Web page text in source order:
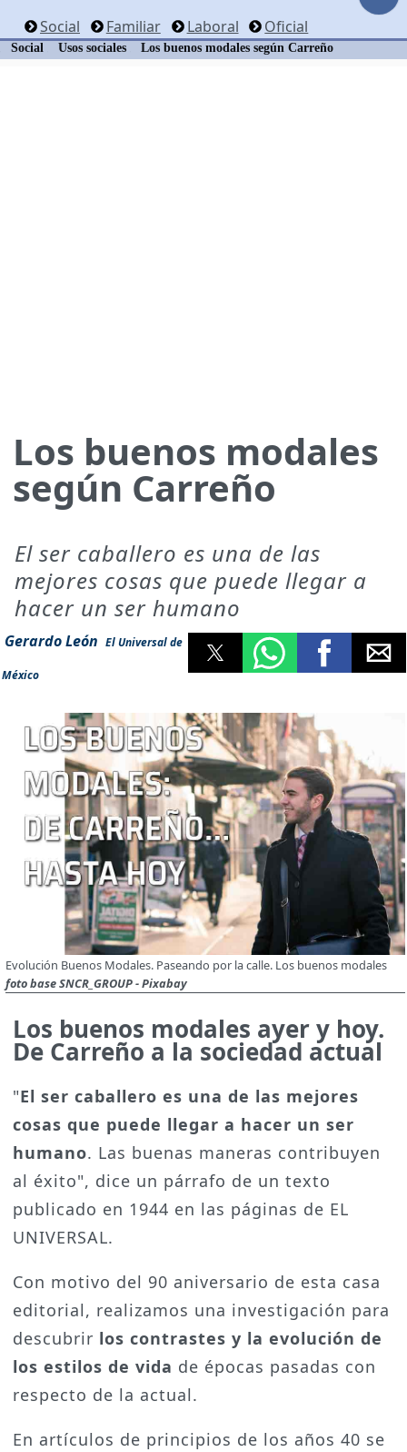
Social Familiar Laboral Oficial
Social Usos sociales Los buenos modales según Carreño
Los buenos modales
según Carreño
El ser caballero es una de las
mejores cosas que puede llegar a
hacer un ser humano
Gerardo León El Universal de
México
Evolución Buenos Modales. Paseando por la calle. Los buenos modales
foto base SNCR_GROUP - Pixabay
Los buenos modales ayer y hoy.
De Carreño a la sociedad actual
"El ser caballero es una de las mejores
cosas que puede llegar a hacer un ser
humano. Las buenas maneras contribuyen
al éxito", dice un párrafo de un texto
publicado en 1944 en las páginas de EL
UNIVERSAL.
Con motivo del 90 aniversario de esta casa
editorial, realizamos una investigación para
descubrir los contrastes y la evolución de
los estilos de vida de épocas pasadas con
respecto de la actual.
En artículos de principios de los años 40 se